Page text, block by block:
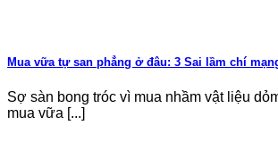
Mua vữa tự san phẳng ở đâu: 3 Sai lầm chí
Sợ sàn bong tróc vì mua nhầm vật liệu
mua vữa [...]